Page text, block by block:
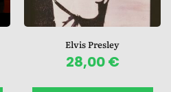
Elvis Presley
28,00€